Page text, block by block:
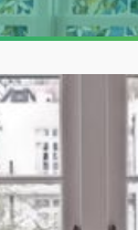
яркого